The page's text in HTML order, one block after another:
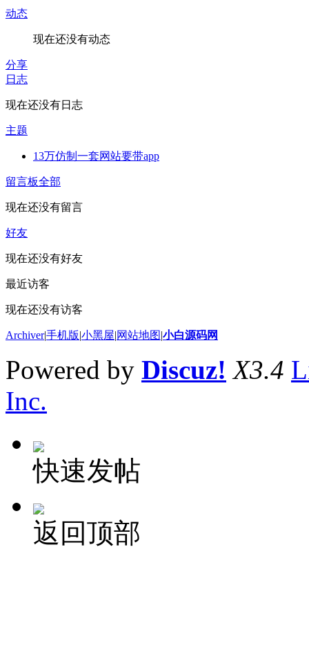
动态
现在还没有动态
分享
日志
现在还没有日志
主题
13万仿制一套网站要带app
留言板全部
现在还没有留言
好友
现在还没有好友
最近访客
现在还没有访客
Archiver|手机版|小黑屋|网站地图|小白源码网
Powered by Discuz! X3.4
Inc.
快速发帖
返回顶部